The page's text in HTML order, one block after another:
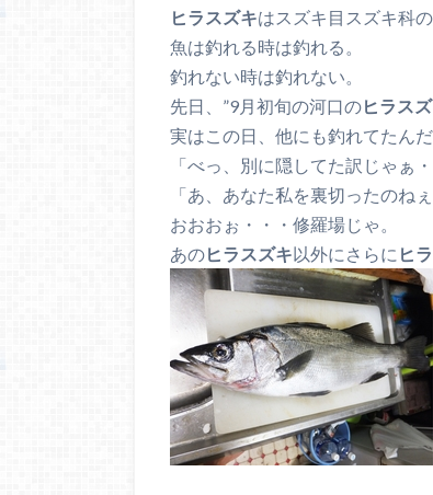
ヒラスズキはスズキ目スズキ科の
魚は釣れる時は釣れる。
釣れない時は釣れない。
先日、”9月初旬の河口のヒラス
実はこの日、他にも釣れてたんだ
「べっ、別に隠してた訳じゃぁ・
「あ、あなた私を裏切ったのね
おおおぉ・・・修羅場じゃ。
あのヒラスズキ以外にさらに ヒ